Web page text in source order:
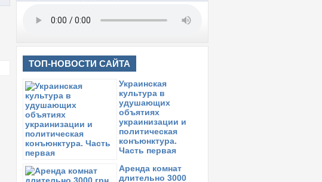
ТОП-НОВОСТИ САЙТА
Украинская
культура в
удушающих
объятиях
украинизации и
политическая
конъюнктура.
Часть первая
Аренда комнат
длительно 3000